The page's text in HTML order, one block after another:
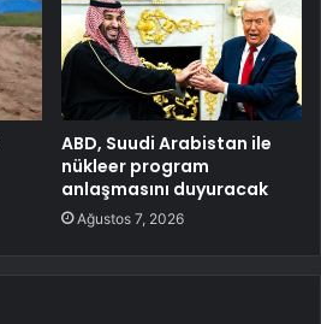
ABD, Suudi Arabistan ile
nükleer program
anlaşmasını duyuracak
Ağustos 7, 2026